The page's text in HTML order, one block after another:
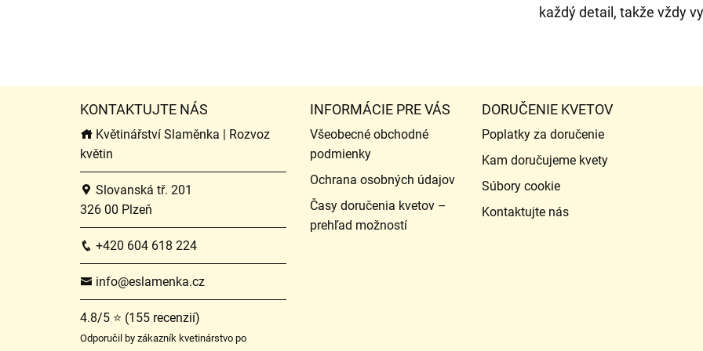
každý detail, takže vždy
KONTAKTUJTE NÁS
Květinářství Slaměnka | Rozvoz
květin
Slovanská tř. 201
326 00 Plzeň
+420 604 618 224
info@eslamenka.cz
4.8/5 ⭐ (155 recenzií)
Odporučil by zákazník kvetinárstvo po
INFORMÁCIE PRE VÁS
Všeobecné obchodné
podmienky
Ochrana osobných údajov
Časy doručenia kvetov –
prehľad možností
DORUČENIE KVETOV
Poplatky za doručenie
Kam doručujeme kvety
Súbory cookie
Kontaktujte nás